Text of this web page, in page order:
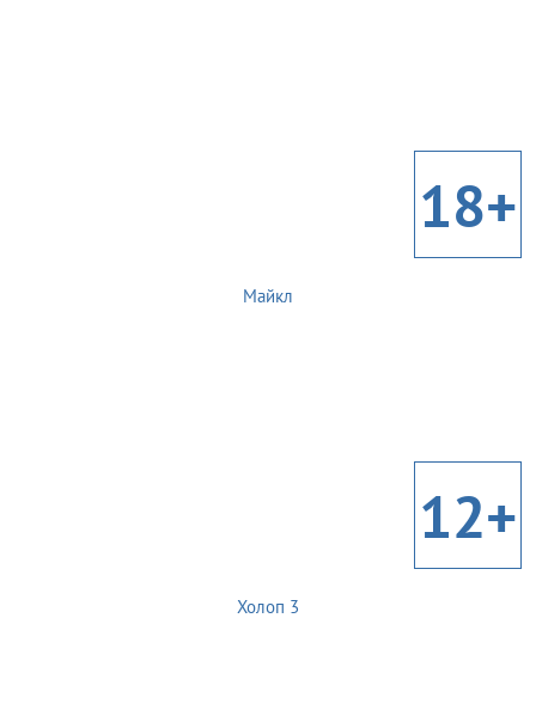
18+
Майкл
12+
Холоп 3